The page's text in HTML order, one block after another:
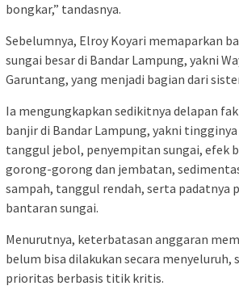
bongkar,” tandasnya.
Sebelumnya, Elroy Koyari memaparkan
sungai besar di Bandar Lampung, yakni
Garuntang, yang menjadi bagian dari
Ia mengungkapkan sedikitnya delapan
banjir di Bandar Lampung, yakni
tanggul jebol, penyempitan sungai, efek
gorong-gorong dan jembatan,
sampah, tanggul rendah, serta padatnya
bantaran sungai.
Menurutnya, keterbatasan anggaran
belum bisa dilakukan secara menyeluruh,
prioritas berbasis titik kritis.